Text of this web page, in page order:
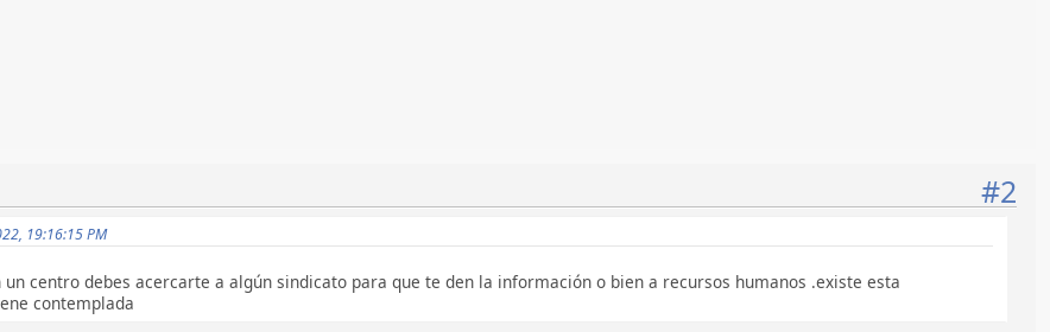
#2
19:16:15 PM
centro debes acercarte a algún sindicato para que te den la información o bien a recursos humanos .existe esta
contemplada